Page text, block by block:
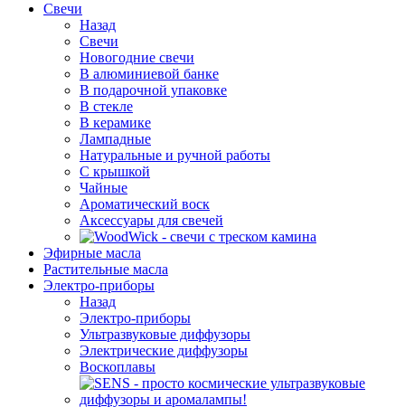
Свечи
Назад
Свечи
Новогодние свечи
В алюминиевой банке
В подарочной упаковке
В стекле
В керамике
Лампадные
Натуральные и ручной работы
С крышкой
Чайные
Ароматический воск
Аксессуары для свечей
Эфирные масла
Растительные масла
Электро-приборы
Назад
Электро-приборы
Ультразвуковые диффузоры
Электрические диффузоры
Воскоплавы